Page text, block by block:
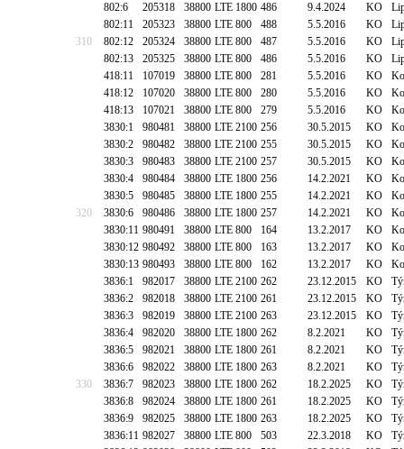
802:6
205318 38800 LTE 1800 486 9.4.2024 KO
802:11
205323 38800 LTE 800 488 5.5.2016 KO
310
802:12 205324 38800 LTE 800 487 5.5.2016 KO
802:13
205325 38800 LTE 800 486 5.5.2016 KO
418:11
107019 38800 LTE 800 281 5.5.2016 KO
418:12
107020 38800 LTE 800 280 5.5.2016 KO
418:13
107021 38800 LTE 800 279 5.5.2016 KO
3830:1
980481 38800 LTE 2100 256 30.5.2015 KO
3830:2
980482 38800 LTE 2100 255 30.5.2015 KO
3830:3
980483 38800 LTE 2100 257 30.5.2015 KO
3830:4
980484 38800 LTE 1800 256 14.2.2021 KO
3830:5
980485 38800 LTE 1800 255 14.2.2021 KO
320
3830:6 980486 38800 LTE 1800 257 14.2.2021 KO
3830:11 980491 38800 LTE 800 164 13.2.2017 KO
3830:12 980492 38800 LTE 800 163 13.2.2017 KO
3830:13 980493 38800 LTE 800 162 13.2.2017 KO
3836:1
982017 38800 LTE 2100 262 23.12.2015 KO
3836:2
982018 38800 LTE 2100 261 23.12.2015 KO
3836:3
982019 38800 LTE 2100 263 23.12.2015 KO
3836:4
982020 38800 LTE 1800 262 8.2.2021 KO
3836:5
982021 38800 LTE 1800 261 8.2.2021 KO
3836:6
982022 38800 LTE 1800 263 8.2.2021 KO
330
3836:7 982023 38800 LTE 1800 262 18.2.2025 KO
3836:8
982024 38800 LTE 1800 261 18.2.2025 KO
3836:9
982025 38800 LTE 1800 263 18.2.2025 KO
3836:11 982027 38800 LTE 800 503 22.3.2018 KO